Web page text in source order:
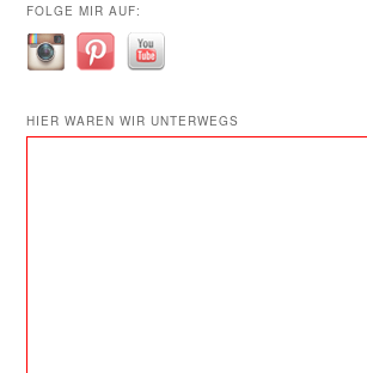
FOLGE MIR AUF:
HIER WAREN WIR UNTERWEGS